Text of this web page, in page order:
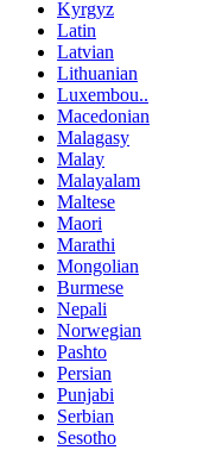
Kyrgyz
Latin
Latvian
Lithuanian
Luxembou..
Macedonian
Malagasy
Malay
Malayalam
Maltese
Maori
Marathi
Mongolian
Burmese
Nepali
Norwegian
Pashto
Persian
Punjabi
Serbian
Sesotho